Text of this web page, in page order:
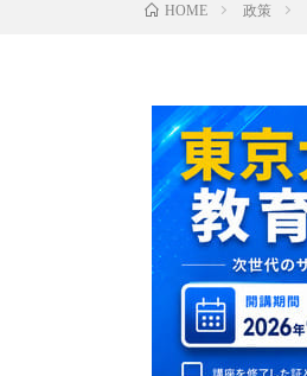
HOME 政策